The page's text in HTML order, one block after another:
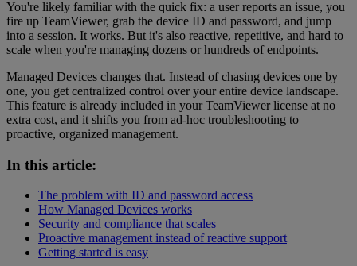
You're likely familiar with the quick fix: a user reports an issue, you
fire up TeamViewer, grab the device ID and password, and jump
into a session. It works. But it's also reactive, repetitive, and hard to
scale when you're managing dozens or hundreds of endpoints.
Managed Devices changes that. Instead of chasing devices one by
one, you get centralized control over your entire device landscape.
This feature is already included in your TeamViewer license at no
extra cost, and it shifts you from ad-hoc troubleshooting to
proactive, organized management.
In this article:
The problem with ID and password access
How Managed Devices works
Security and compliance that scales
Proactive management instead of reactive support
Getting started is easy